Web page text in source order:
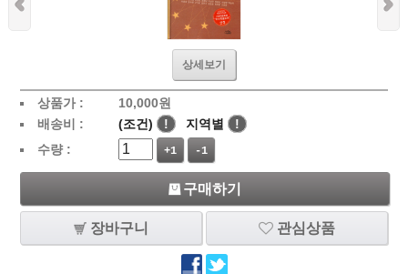
상세보기
상품가 : 10,000원
배송비 :
(조건) ! 지역별
!
수량 :
+1 -1
구매하기
장바구니 관심상품